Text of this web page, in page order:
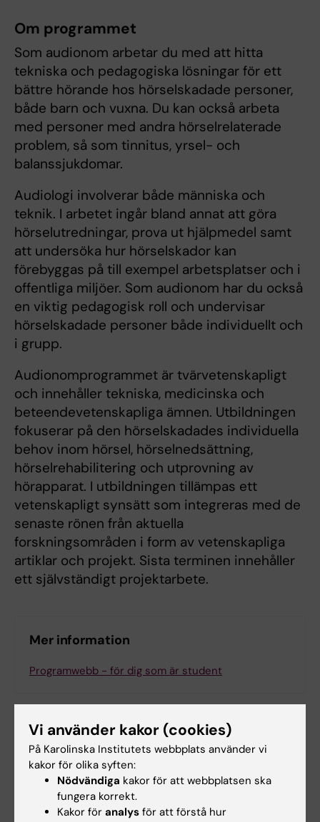
Om programmet
Som audionom arbetar du med att hitta
tekniska och pedagogiska lösningar för ett
bättre hörande hos hörselskadade personer,
både barn och vuxna. Du kan också arbeta
med personer med andra hörselrelaterade
problem, så som tinnitus, yrsel- och
balanssjukdomar.
Audiologi involverar både människa och
teknik. I arbetet ingår bland annat att göra
hörselutredningar, prova ut hjälpmedel samt
att undersöka hur hörselskador kan
förebyggas på till exempel arbetsplatser och i
offentliga miljöer. Som audionom har du också
en viktig pedagogisk roll och undervisar
hörselskadade personer både individuellt och
i grupp.
Audionomprogrammet är tvärvetenskapligt
och innehåller tekniska, medicinska och
beteendevetenskapliga ämnen. Utbildningen
fokuserar på den hörselskadades individuella
behov inom hörsel, hörselnedsättning,
hörselrehabilitering och utprovning av
hörapparat. I utbildningen tillämpas ett
vetenskapligt synsätt som integreras med de
senaste rönen från aktuella
forskningsområden i form av vetenskapliga
artiklar och projekt. Sista terminen innehåller
ett självständigt projektarbete.
Mer information
Programwebb - för dig som är student
Vi använder kakor (cookies)
På Karolinska Institutets webbplats använder vi
kakor för olika syften:
Nödvändiga kakor för att webbplatsen ska
fungera korrekt.
Kakor för analys för att förstå hur